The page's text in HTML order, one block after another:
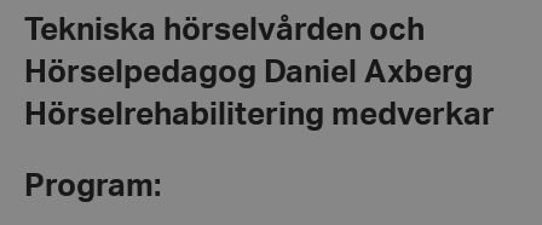
Tekniska hörselvården och
Hörselpedagog Daniel Axberg
Hörselrehabilitering medverkar
Program: